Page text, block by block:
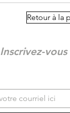
Retour à la
Inscrivez-